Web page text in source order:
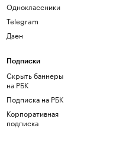
Одноклассники
Telegram
Дзен
Подписки
Скрыть баннеры
на РБК
Подписка на РБК
Корпоративная
подписка